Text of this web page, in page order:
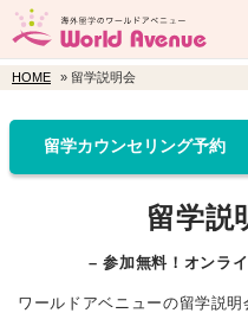
HOME » 留学説明会
留学カウンセリング予約
留学説
– 参加無料！オンラ
ワールドアベニューの留学説